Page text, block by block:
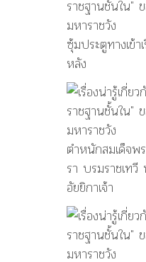
ซุ้มประตูทางเข้า
หลัง
ตำหนักสมเด็จพ
รา บรมราชเทวี
อัยยิกาเจ้า